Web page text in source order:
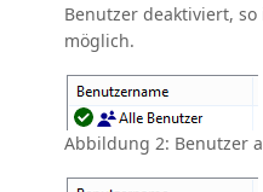
Benutzer deaktiviert,
möglich.
Abbildung 2: Benutzer